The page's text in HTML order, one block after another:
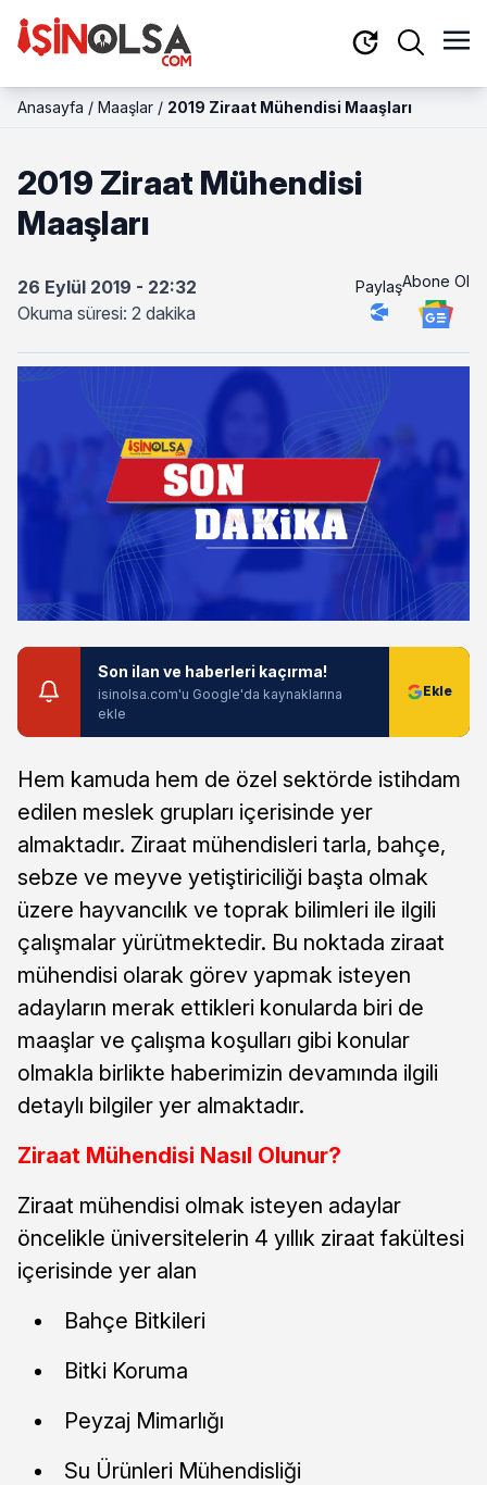
Anasayfa / Maaşlar / 2019 Ziraat Mühendisi Maaşları
2019 Ziraat Mühendisi
Maaşları
26 Eylül 2019 - 22:32
Okuma süresi: 2 dakika
PaylaşAbone Ol
Son ilan ve haberleri kaçırma!
isinolsa.com'u Google'da kaynaklarına
ekle
Hem kamuda hem de özel sektörde istihdam
edilen meslek grupları içerisinde yer
almaktadır. Ziraat mühendisleri tarla, bahçe,
sebze ve meyve yetiştiriciliği başta olmak
üzere hayvancılık ve toprak bilimleri ile ilgili
çalışmalar yürütmektedir. Bu noktada ziraat
mühendisi olarak görev yapmak isteyen
adayların merak ettikleri konularda biri de
maaşlar ve çalışma koşulları gibi konular
olmakla birlikte haberimizin devamında ilgili
detaylı bilgiler yer almaktadır.
Ziraat Mühendisi Nasıl Olunur?
Ziraat mühendisi olmak isteyen adaylar
öncelikle üniversitelerin 4 yıllık ziraat fakültesi
içerisinde yer alan
Bahçe Bitkileri
Bitki Koruma
Peyzaj Mimarlığı
Su Ürünleri Mühendisliği